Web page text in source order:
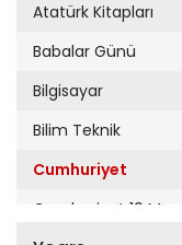
Atatürk Kitapları
Babalar Günü
Bilgisayar
Bilim Teknik
Cumhuriyet
Cumhuriyet 19 Mayıs